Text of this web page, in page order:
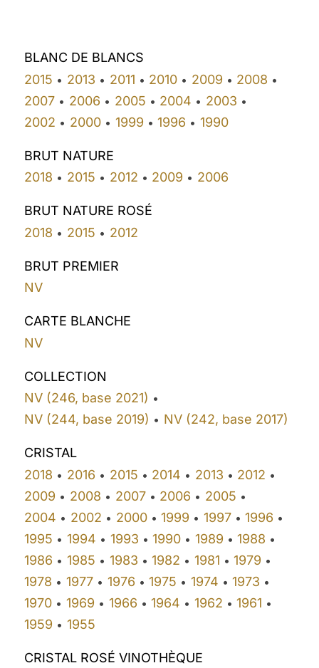
BLANC DE BLANCS
2015 • 2013 • 2011 • 2010 • 2009 • 2008 •
2007 • 2006 • 2005 • 2004 • 2003 •
2002 • 2000• 1999 • 1996 • 1990
BRUT NATURE
2018 • 2015 • 2012 • 2009 • 2006
BRUT NATURE ROSÉ
2018 • 2015 • 2012
BRUT PREMIER
NV
CARTE BLANCHE
NV
COLLECTION
NV (246, base 2021) •
NV (244, base 2019) • NV (242, base 2017)
CRISTAL
2018 • 2016 • 2015 • 2014 • 2013 • 2012 •
2009 • 2008 • 2007• 2006 • 2005 •
2004 • 2002 • 2000• 1999 • 1997• 1996 •
1995 • 1994 • 1993 • 1990 • 1989 • 1988 •
1986 • 1985 • 1983 • 1982 • 1981 • 1979 •
1978 • 1977• 1976 • 1975 • 1974 • 1973 •
1970 • 1969 • 1966 • 1964 • 1962 • 1961 •
1959 • 1955
CRISTAL ROSÉ VINOTHÈQUE